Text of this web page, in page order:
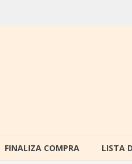
FINALIZA COMPRA LISTA